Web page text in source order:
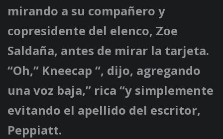
mirando a su compañero y
copresidente del elenco, Zoe
Saldaña, antes de mirar la tarjeta.
“Oh,” Kneecap “, dijo, agregando
una voz baja,” rica “y simplemente
evitando el apellido del escritor,
Peppiatt.